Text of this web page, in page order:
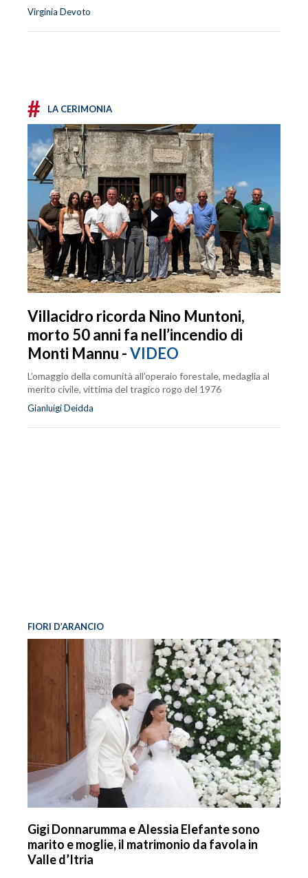
Virginia Devoto
# LA CERIMONIA
Villacidro ricorda Nino Muntoni,
morto 50 anni fa nell’incendio di
Monti Mannu -VIDEO
L’omaggio della comunità all’operaio forestale, medaglia al
merito civile, vittima del tragico rogo del 1976
Gianluigi Deidda
FIORI D’ARANCIO
Gigi Donnarumma e Alessia Elefante sono
marito e moglie, il matrimonio da favola in
Valle d’Itria